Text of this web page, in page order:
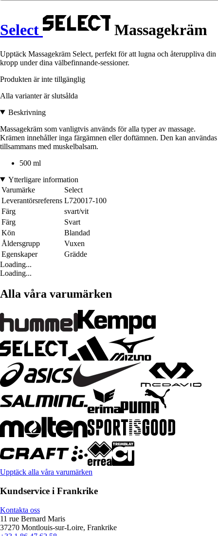
Select Massagekräm
Upptäck Massagekräm Select, perfekt för att lugna och återuppliva din
kropp under dina välbefinnande-sessioner.
Produkten är inte tillgänglig
Alla varianter är slutsålda
Beskrivning
Massagekräm som vanligtvis används för alla typer av massage.
Krämen innehåller inga färgämnen eller doftämnen. Den kan användas
tillsammans med muskelbalsam.
500 ml
Ytterligare information
Varumärke
Select
Leverantörsreferens L720017-100
Färg
svart/vit
Färg
Svart
Kön
Blandad
Åldersgrupp
Vuxen
Egenskaper
Grädde
Loading...
Loading...
Alla våra varumärken
Upptäck alla våra varumärken
Kundservice i Frankrike
Kontakta oss
11 rue Bernard Maris
37270 Montlouis-sur-Loire, Frankrike